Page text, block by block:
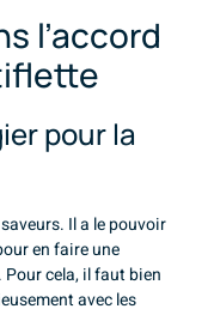
l’accord
pour la
Il a le pouvoir
en faire une
cela, il faut bien
avec les